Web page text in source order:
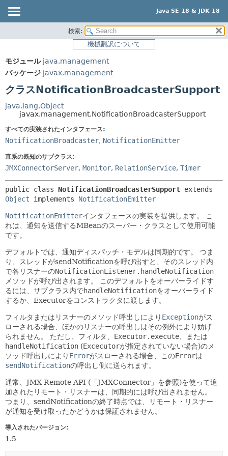
Java SE 18 & JDK 18
パッケージ
使用
ツリー
プレビュー
新規
非推奨
ヘルプ
サマリー:
ネスト済
メソッド
詳細:
コンストラクタ
検索:
機械翻訳について
モジュール java.management
パッケージ javax.management
クラスNotificationBroadcasterSupport
java.lang.Object
javax.management.NotificationBroadcasterSupport
すべての実装されたインタフェース:
NotificationBroadcaster, NotificationEmitter
直系の既知のサブクラス:
JMXConnectorServer, Monitor, RelationService, Timer
public class NotificationBroadcasterSupport
Object implements NotificationEmitter
NotificationEmitterインタフェースの実装を提供します。
こ
れは、通知を送信するMBeanのスーパー・クラスとして使用可能
です。
デフォルトでは、通知ディスパッチ・モデルは同期的です。
つま
り、スレッドがsendNotificationを呼び出すと、そのスレッド内
で各リスナーのNotificationListener.handleNotification
メソッドが呼び出されます。
このデフォルトをオーバーライドす
るには、サブクラス内でhandleNotificationをオーバーライド
するか、Executorをコンストラクタに渡します。
フィルタまたはリスナーのメソッド呼出しにより Exceptionがス
ローされる場合、ほかのリスナーの呼出しはその例外により妨げ
られません。
ただし、フィルタ、 Executor.execute 、または
handleNotification (Excecutorが指定されていない場合)のメ
ソッド呼出しにより Errorがスローされる場合、このErrorは
sendNotificationの呼出し側に送られます。
通常、JMX Remote API (「JMXConnector」を参照)を使って追
加されたリモート・リスナーは、同期的には呼び出されません。
つまり、sendNotificationの終了時点では、リモート・リスナー
が通知を受け取ったかどうかは保証されません。
導入されたバージョン:
1.5